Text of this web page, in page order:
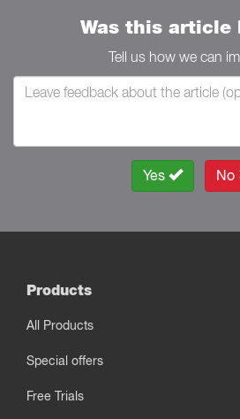
Was this article
Tell us how we can
Yes No
Products
All Products
Special offers
Free Trials